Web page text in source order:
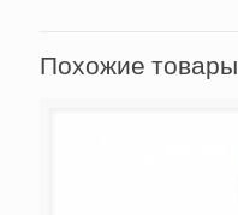
Похожие товары